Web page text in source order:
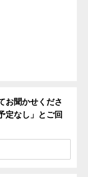
お聞かせくださ
定なし」とご回